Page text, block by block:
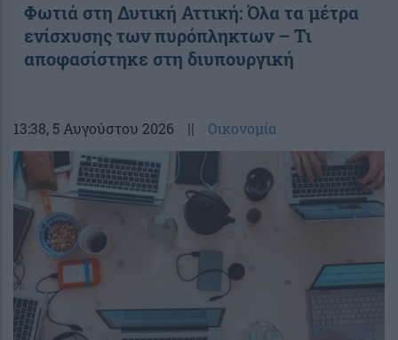
Φωτιά στη Δυτική Αττική: Όλα τα μέτρα
ενίσχυσης των πυρόπληκτων – Τι
αποφασίστηκε στη διυπουργική
13:38, 5 Αυγούστου 2026 || Οικονομία